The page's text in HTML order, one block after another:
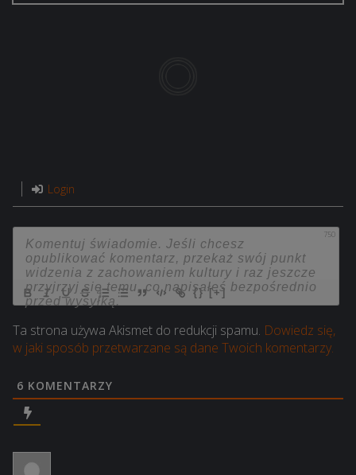
Login
750
{} [+]
Ta strona używa Akismet do redukcji spamu. Dowiedz się,
w jaki sposób przetwarzane są dane Twoich komentarzy.
6 KOMENTARZY